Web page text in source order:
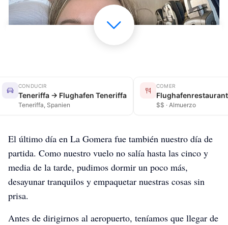
CONDUCIR
Teneriffa → Flughafen Teneriffa
Teneriffa, Spanien
COMER
Flughafenrestaurant
$$ · Almuerzo
El último día en La Gomera fue también nuestro día de
partida. Como nuestro vuelo no salía hasta las cinco y
media de la tarde, pudimos dormir un poco más,
desayunar tranquilos y empaquetar nuestras cosas sin
prisa.
Antes de dirigirnos al aeropuerto, teníamos que llegar de